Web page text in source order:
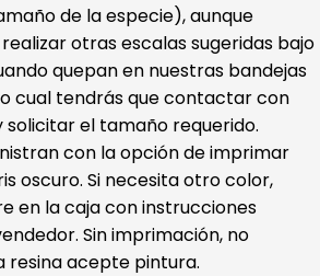
de la especie), aunque
otras escalas sugeridas bajo
quepan en nuestras bandejas
cual tendrás que contactar con
solicitar el tamaño requerido.
con la opción de imprimar
oscuro. Si necesita otro color,
en la caja con instrucciones
Sin imprimación, no
resina acepte pintura.